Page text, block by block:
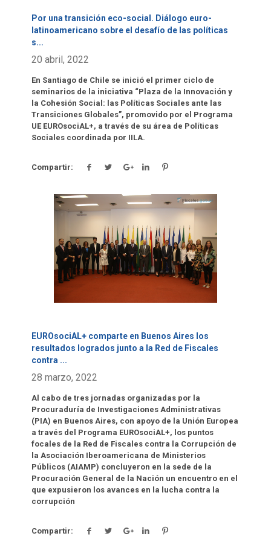
Por una transición eco-social. Diálogo euro-
latinoamericano sobre el desafío de las políticas
s...
20 abril, 2022
En Santiago de Chile se inició el primer ciclo de
seminarios de la iniciativa “Plaza de la Innovación y
la Cohesión Social: las Políticas Sociales ante las
Transiciones Globales”, promovido por el Programa
UE EUROsociAL+, a través de su área de Políticas
Sociales coordinada por IILA.
Compartir:
Click para leer más.
EUROsociAL+ comparte en Buenos Aires los
resultados logrados junto a la Red de Fiscales
contra ...
28 marzo, 2022
Al cabo de tres jornadas organizadas por la
Procuraduría de Investigaciones Administrativas
(PIA) en Buenos Aires, con apoyo de la Unión Europea
a través del Programa EUROsociAL+, los puntos
focales de la Red de Fiscales contra la Corrupción de
la Asociación Iberoamericana de Ministerios
Públicos (AIAMP) concluyeron en la sede de la
Procuración General de la Nación un encuentro en el
que expusieron los avances en la lucha contra la
corrupción
Compartir: